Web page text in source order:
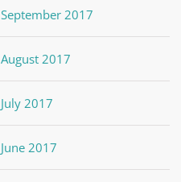
September 2017
August 2017
July 2017
June 2017